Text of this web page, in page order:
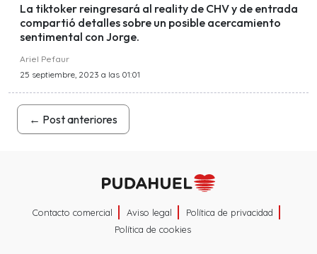
La tiktoker reingresará al reality de CHV y de entrada
compartió detalles sobre un posible acercamiento
sentimental con Jorge.
Ariel Pefaur
25 septiembre, 2023 a las 01:01
← Post anteriores
Contacto comercial Aviso legal
Política de privacidad
Política de cookies